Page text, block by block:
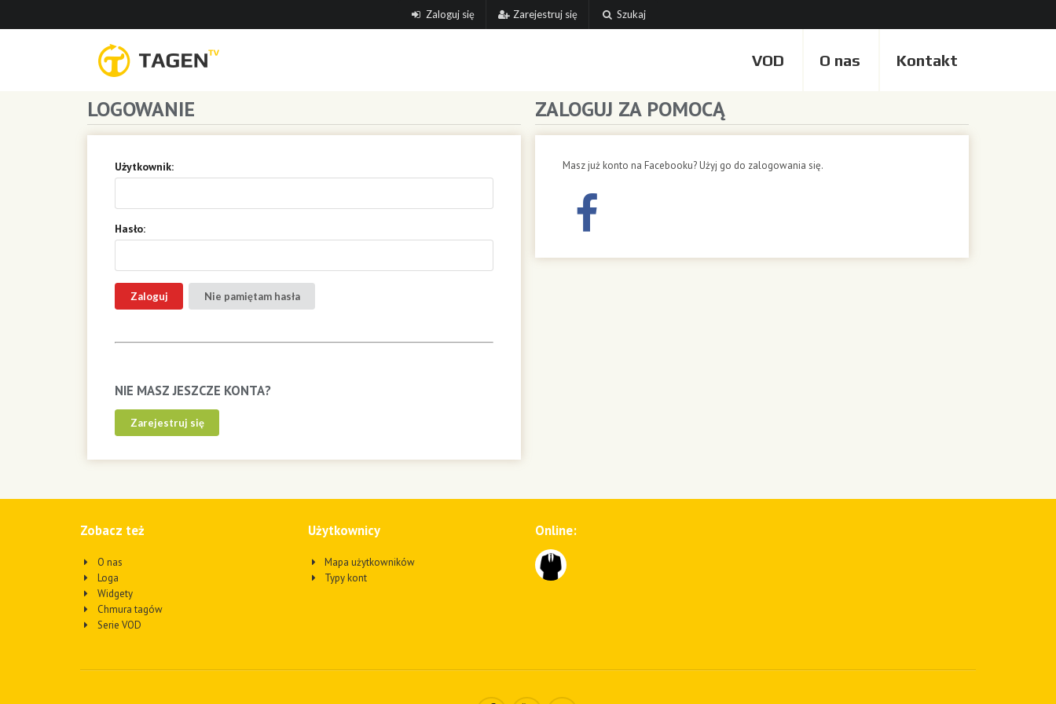
Zaloguj się Zarejestruj się Szukaj
VOD O nas Kontakt
LOGOWANIE
Użytkownik:
Hasło:
Nie pamiętam hasła
NIE MASZ JESZCZE KONTA?
Zarejestruj się
ZALOGUJ ZA POMOCĄ
Masz już konto na Facebooku? Użyj go do zalogowania się.
Zobacz też
O nas
Loga
Widgety
Chmura tagów
Serie VOD
Użytkownicy
Mapa użytkowników
Typy kont
Online: